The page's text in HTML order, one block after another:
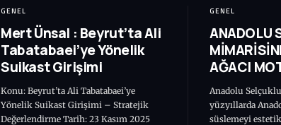
GENEL
Mert Ünsal : Beyrut’ta Ali
Tabatabaei’ye Yönelik
Suikast Girişimi
Konu: Beyrut’ta Ali Tabatabaei’ye
Yönelik Suikast Girişimi – Stratejik
Değerlendirme Tarih: 23 Kasım 2025
GENEL
ANADOLU
AĞACI
Anadolu
yüzyıllarda
süslemeyi